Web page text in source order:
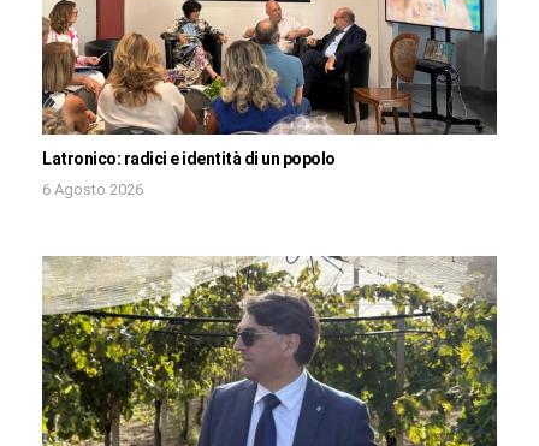
Latronico: radici e identità di un popolo
6 Agosto 2026